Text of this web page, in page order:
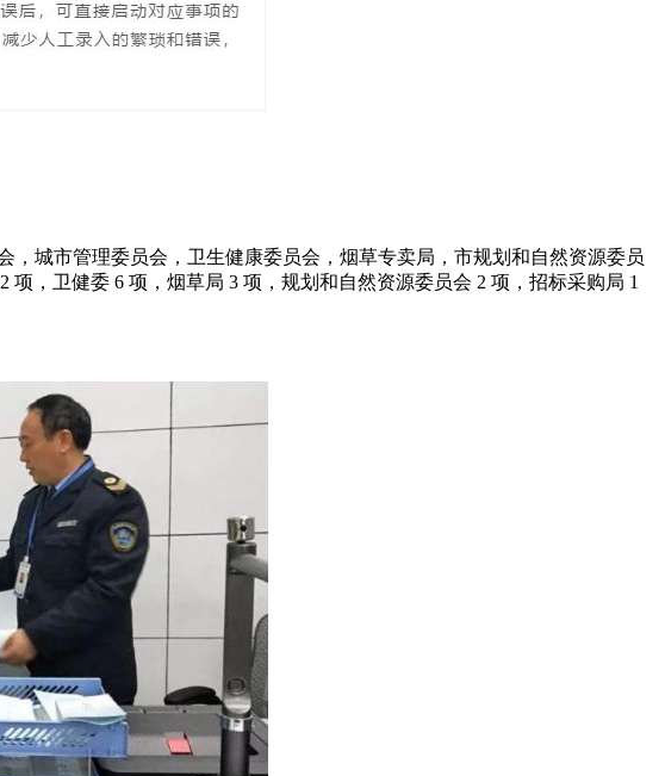
城市管理委员会，卫生健康委员会，烟草专卖局，市规划和自然资源委员
，卫健委 6 项，烟草局 3 项，规划和自然资源委员会 2 项，招标采购局 1